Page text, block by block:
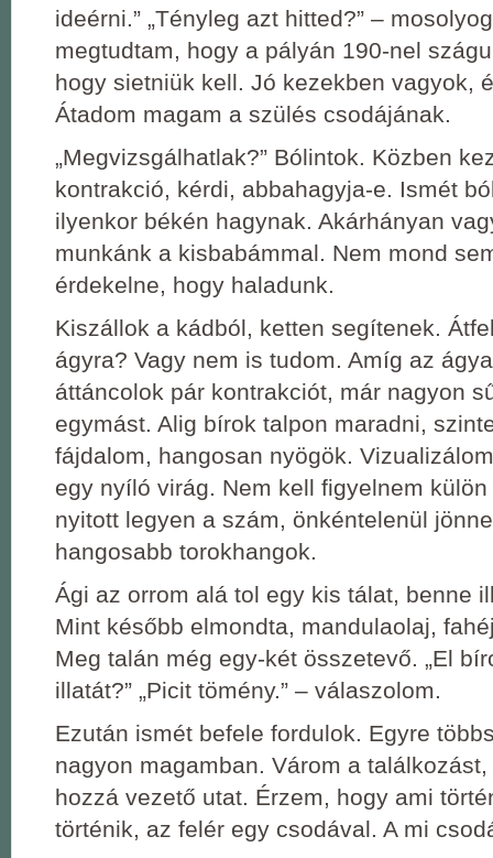
ideérni.” „Tényleg azt hitted?” –
megtudtam, hogy a pályán 190-nel
hogy sietniük kell. Jó kezekben vagyok,
Átadom magam a szülés csodájának.
„Megvizsgálhatlak?” Bólintok. Közben
kontrakció, kérdi, abbahagyja-e. Ismét
ilyenkor békén hagynak. Akárhányan
munkánk a kisbabámmal. Nem mond
érdekelne, hogy haladunk.
Kiszállok a kádból, ketten segítenek.
ágyra? Vagy nem is tudom. Amíg az
áttáncolok pár kontrakciót, már nagyon
egymást. Alig bírok talpon maradni,
fájdalom, hangosan nyögök.
egy nyíló virág. Nem kell figyelnem
nyitott legyen a szám, önkéntelenül
hangosabb torokhangok.
Ági az orrom alá tol egy kis tálat, benne
Mint később elmondta, mandulaolaj,
Meg talán még egy-két összetevő. „El
illatát?” „Picit tömény.” – válaszolom.
Ezután ismét befele fordulok. Egyre
nagyon magamban. Várom a
hozzá vezető utat. Érzem, hogy ami
történik, az felér egy csodával. A mi